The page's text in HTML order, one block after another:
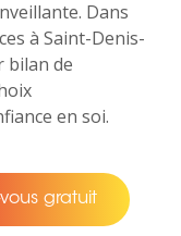
Dans
à Saint-Denis-
bilan de
en soi.
gratuit